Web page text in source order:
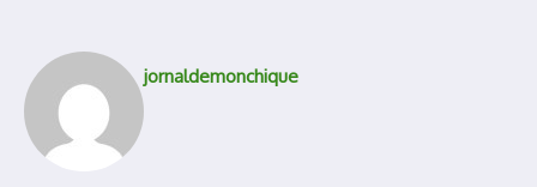
jornaldemonchique